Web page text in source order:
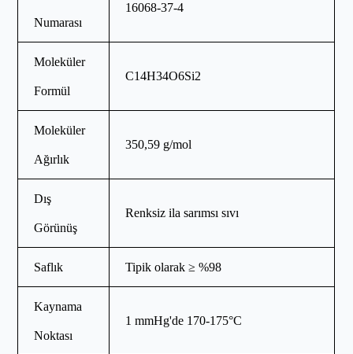
Numarası
16068-37-4
Moleküler
Formül
C14H34O6Si2
Moleküler
Ağırlık
350,59 g/mol
Dış
Görünüş
Renksiz ila sarımsı sıvı
Saflık Tipik olarak ≥ %98
Kaynama
Noktası
1 mmHg'de 170-175°C